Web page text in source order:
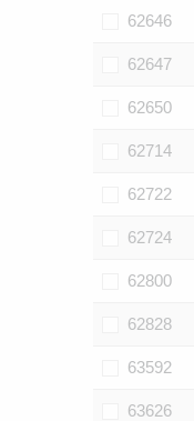
62646
62647
62650
62714
62722
62724
62800
62828
63592
63626